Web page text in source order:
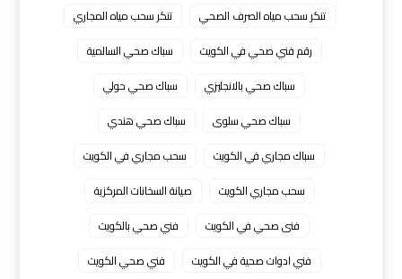
تنكر سحب مياه الصرف الصحي
تنكر سحب مياه المجاري
رقم فني صحي في الكويت
سباك صحي السالمية
سباك صحي بالانجليزي
سباك صحي حولي
سباك صحي سلوى
سباك صحي هندي
سباك مجاري في الكويت
سحب مجاري في الكويت
سحب مجاري الكويت
صيانة السخانات المركزية
فنى صحي في الكويت
فني صحي بالكويت
فني ادوات صحية في الكويت
فني صحي الكويت